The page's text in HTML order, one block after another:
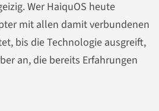
Wer HaiquOS heute
mit allen damit verbundenen
bis die Technologie ausgreift,
an, die bereits Erfahrungen